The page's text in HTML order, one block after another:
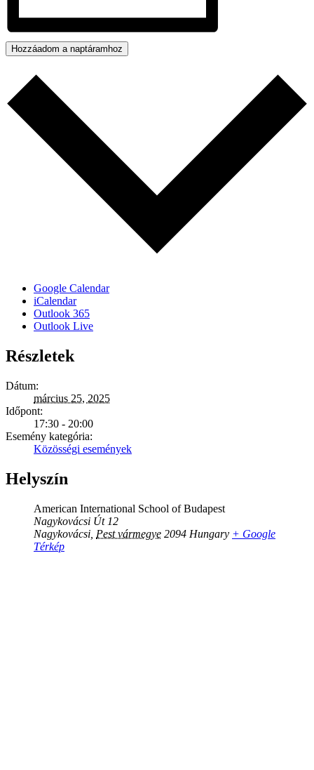
Hozzáadom a naptáramhoz
Google Calendar
iCalendar
Outlook 365
Outlook Live
Részletek
Dátum:
március 25, 2025
Időpont:
17:30 - 20:00
Esemény kategória:
Közösségi események
Helyszín
American International School of Budapest
Nagykovácsi Út 12
Nagykovácsi Pest vármegye 2094 Hungary + Google
Térkép